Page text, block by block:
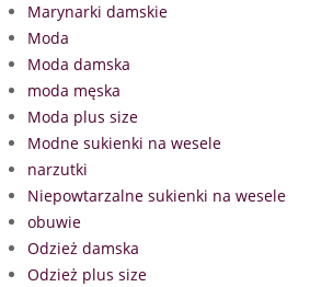
Marynarki damskie
Moda
Moda damska
moda męska
Moda plus size
Modne sukienki na wesele
narzutki
Niepowtarzalne sukienki na wesele
obuwie
Odzież damska
Odzież plus size